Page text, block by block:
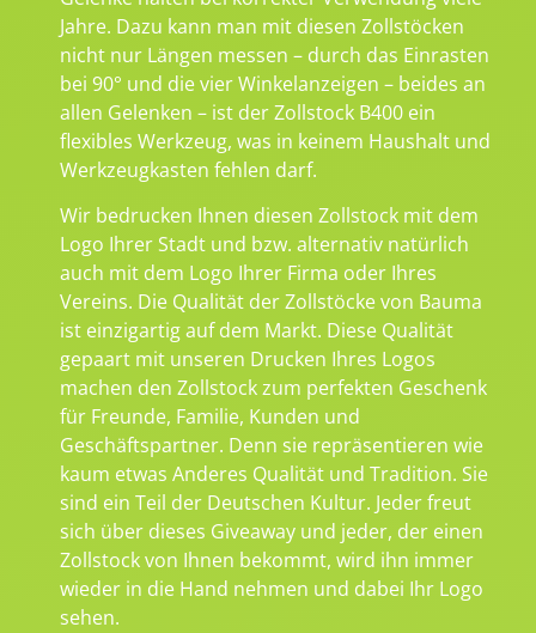
Jahre. Dazu kann man mit diesen Zollstöcken
nicht nur Längen messen – durch das Einrasten
bei 90° und die vier Winkelanzeigen – beides an
allen Gelenken – ist der Zollstock B400 ein
flexibles Werkzeug, was in keinem Haushalt und
Werkzeugkasten fehlen darf.
Wir bedrucken Ihnen diesen Zollstock mit dem
Logo Ihrer Stadt und bzw. alternativ natürlich
auch mit dem Logo Ihrer Firma oder Ihres
Vereins. Die Qualität der Zollstöcke von Bauma
ist einzigartig auf dem Markt. Diese Qualität
gepaart mit unseren Drucken Ihres Logos
machen den Zollstock zum perfekten Geschenk
für Freunde, Familie, Kunden und
Geschäftspartner. Denn sie repräsentieren wie
kaum etwas Anderes Qualität und Tradition. Sie
sind ein Teil der Deutschen Kultur. Jeder freut
sich über dieses Giveaway und jeder, der einen
Zollstock von Ihnen bekommt, wird ihn immer
wieder in die Hand nehmen und dabei Ihr Logo
sehen.